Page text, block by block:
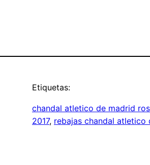
Etiquetas:
chandal atletico de madrid
2017, rebajas chandal atletico